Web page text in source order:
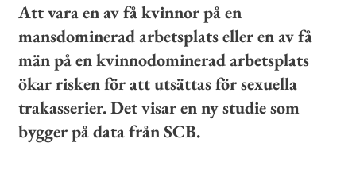
Att vara en av få kvinnor på en
mansdominerad arbetsplats eller en av få
män på en kvinnodominerad arbetsplats
ökar risken för att utsättas för sexuella
trakasserier. Det visar en ny studie som
bygger på data från SCB.